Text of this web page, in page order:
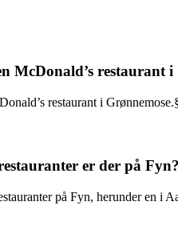
McDonald’s restaurant i
restaurant i
er der på Fyn?
på Fyn, herunder en i